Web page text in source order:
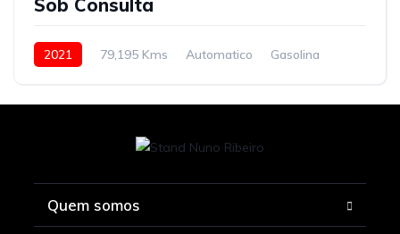
Sob Consulta
2021 79,195 Kms Automatico Gasolina
Quem somos